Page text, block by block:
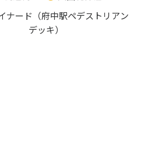
ナード（府中駅ペデストリアン
デッキ）